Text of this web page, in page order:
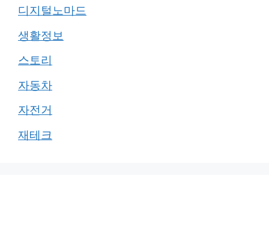
디지털노마드
생활정보
스토리
자동차
자전거
재테크